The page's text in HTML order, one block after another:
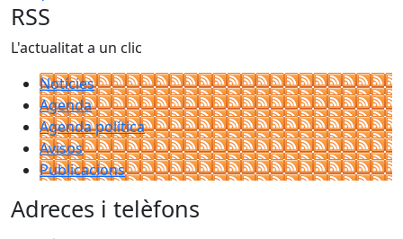
RSS
L'actualitat a un clic
Notícies
Agenda
Agenda política
Avisos
Publicacions
Adreces i telèfons